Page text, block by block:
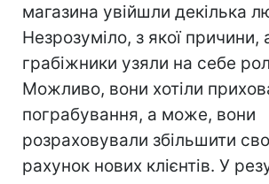
магазина увійшли декілька
Незрозуміло, з якої причини,
грабіжники узяли на себе
Можливо, вони хотіли
пограбування, а може, вони
розраховували збільшити
рахунок нових клієнтів. У